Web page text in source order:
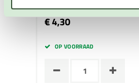
Artikelnummer: BIO-4881
€ 4,30
OP VOORRAAD